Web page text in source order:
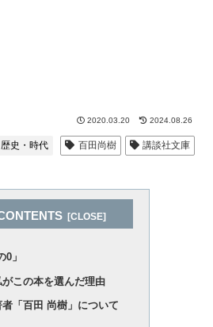
2020.03.20 2024.08.26
歴史・時代 百田尚樹 講談社文庫
0」
がこの本を選んだ理由
者「百田 尚樹」について